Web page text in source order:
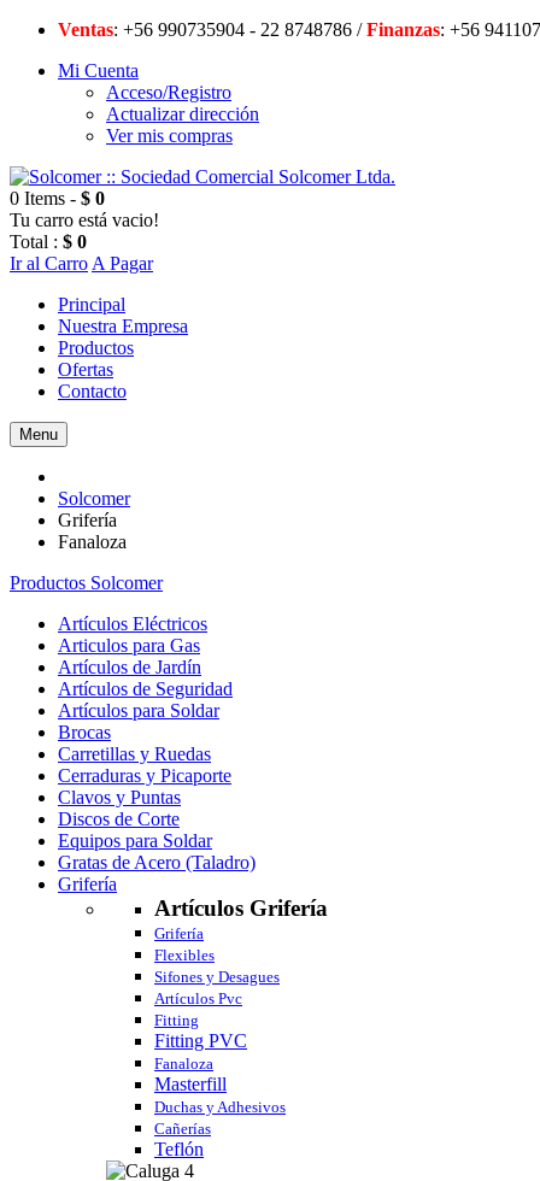
Ventas: +56 990735904 - 22 8748786 /Finanzas: +56
Mi Cuenta
Acceso/Registro
Actualizar dirección
Ver mis compras
0 Items - $ 0
Tu carro está vacio!
Total : $ 0
Ir al Carro A Pagar
Principal
Nuestra Empresa
Productos
Ofertas
Contacto
Menu
Solcomer
Grifería
Fanaloza
Productos Solcomer
Artículos Eléctricos
Articulos para Gas
Artículos de Jardín
Artículos de Seguridad
Artículos para Soldar
Brocas
Carretillas y Ruedas
Cerraduras y Picaporte
Clavos y Puntas
Discos de Corte
Equipos para Soldar
Gratas de Acero (Taladro)
Grifería
Artículos Grifería
Grifería
Flexibles
Sifones y Desagues
Artículos Pvc
Fitting
Fitting PVC
Fanaloza
Masterfill
Duchas y Adhesivos
Cañerías
Teflón